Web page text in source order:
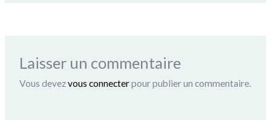
Laisser un commentaire
Vous devezvous connecterpour publier un commentaire.